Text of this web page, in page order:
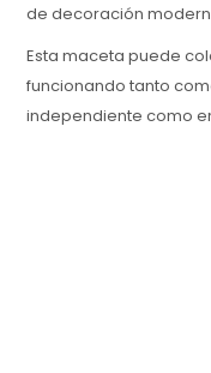
de decoración
Esta maceta puede
funcionando tanto
independiente como